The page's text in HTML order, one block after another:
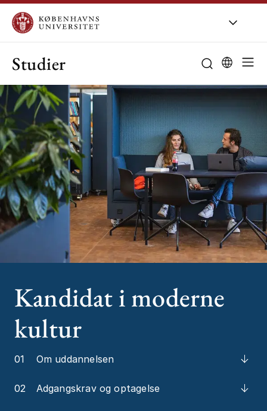
Studier
Kandidat i moderne
kultur
01 Om uddannelsen
02 Adgangskrav og optagelse